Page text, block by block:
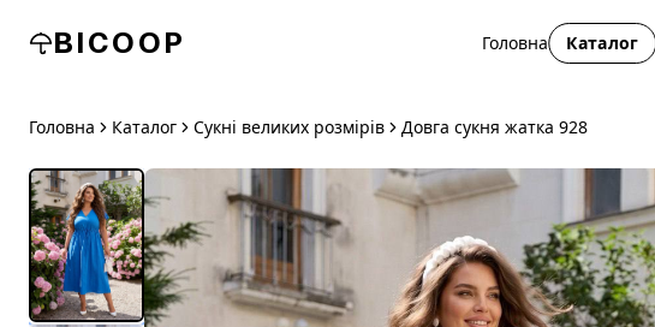
BICOOP Головна Каталог
Головна Каталог Сукні великих розмірів Довга сукня жатка 928